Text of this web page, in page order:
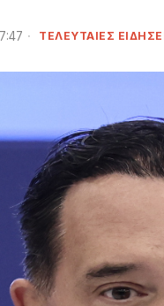
ΤΕΛΕΥΤΑΙΕΣ